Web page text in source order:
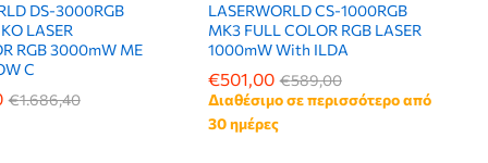
DS-3000RGB
LASER
RGB 3000mW ME
C
€1.686,40
€1.686,40
LASERWORLD CS-1000RGB
MK3 FULL COLOR RGB LASER
1000mW With ILDA
€501,00 €589,00
€501,00 €589,00
Διαθέσιμο σε περισσότερο από
30 ημέρες